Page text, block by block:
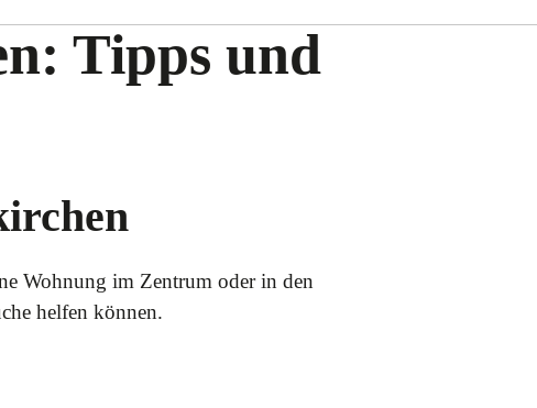
Tipps und
Wohnung im Zentrum oder in den
helfen können.